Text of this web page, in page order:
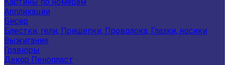
Аппликации
Бисер
Блестки, гели, Прищепки, Проволока, Глазки, носики
Выжигание
Гравюры
Декор Пенопласт